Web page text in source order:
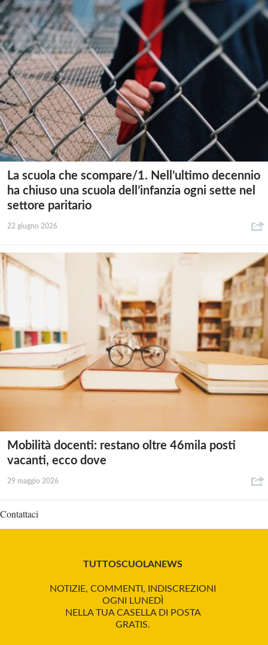
La scuola che scompare/1. Nell’ultimo decennio
ha chiuso una scuola dell’infanzia ogni sette nel
settore paritario
22 giugno 2026
Mobilità docenti: restano oltre 46mila posti
vacanti, ecco dove
29 maggio 2026
Contattaci
TUTTOSCUOLANEWS
NOTIZIE, COMMENTI, INDISCREZIONI
OGNI LUNEDÌ
NELLA TUA CASELLA DI POSTA
GRATIS.